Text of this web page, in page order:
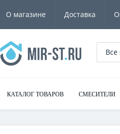
О магазине Доставка
Все
КАТАЛОГ ТОВАРОВ СМЕСИТЕЛИ